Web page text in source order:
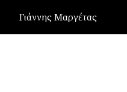
Γιάννης Μαργέτας